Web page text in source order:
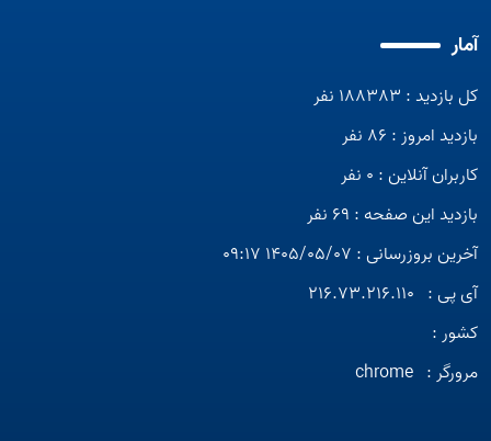
آمار
کل بازدید : 188383 نفر
بازدید امروز : 86 نفر
کاربران آنلاین : 0 نفر
بازدید این صفحه : 69 نفر
آخرین بروزرسانی : 1405/05/07 09:17
آی پی : 216.73.216.110
کشور :
مرورگر : chrome